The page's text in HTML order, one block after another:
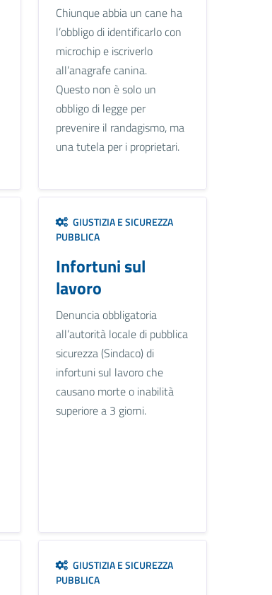
Chiunque abbia un cane ha
l’obbligo di identificarlo con
microchip e iscriverlo
all’anagrafe canina.
Questo non è solo un
obbligo di legge per
prevenire il randagismo, ma
una tutela per i proprietari.
GIUSTIZIA E SICUREZZA
PUBBLICA
Infortuni sul
lavoro
Denuncia obbligatoria
all’autorità locale di pubblica
sicurezza (Sindaco) di
infortuni sul lavoro che
causano morte o inabilità
superiore a 3 giorni.
GIUSTIZIA E SICUREZZA
PUBBLICA